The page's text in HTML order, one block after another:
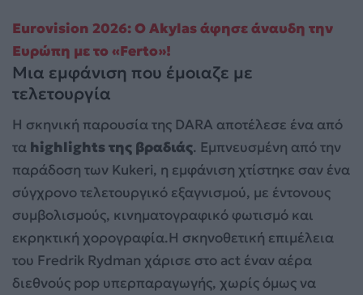
Eurovision 2026: Ο Akylas άφησε άναυδη την
Ευρώπη με το «Ferto»!
Μια εμφάνιση που έμοιαζε με
τελετουργία
Η σκηνική παρουσία της DARA αποτέλεσε ένα από
τα highlights της βραδιάς. Εμπνευσμένη από την
παράδοση των Kukeri, η εμφάνιση χτίστηκε σαν ένα
σύγχρονο τελετουργικό εξαγνισμού, με έντονους
συμβολισμούς, κινηματογραφικό φωτισμό και
εκρηκτική χορογραφία.Η σκηνοθετική επιμέλεια
του Fredrik Rydman χάρισε στο act έναν αέρα
διεθνούς pop υπερπαραγωγής, χωρίς όμως να